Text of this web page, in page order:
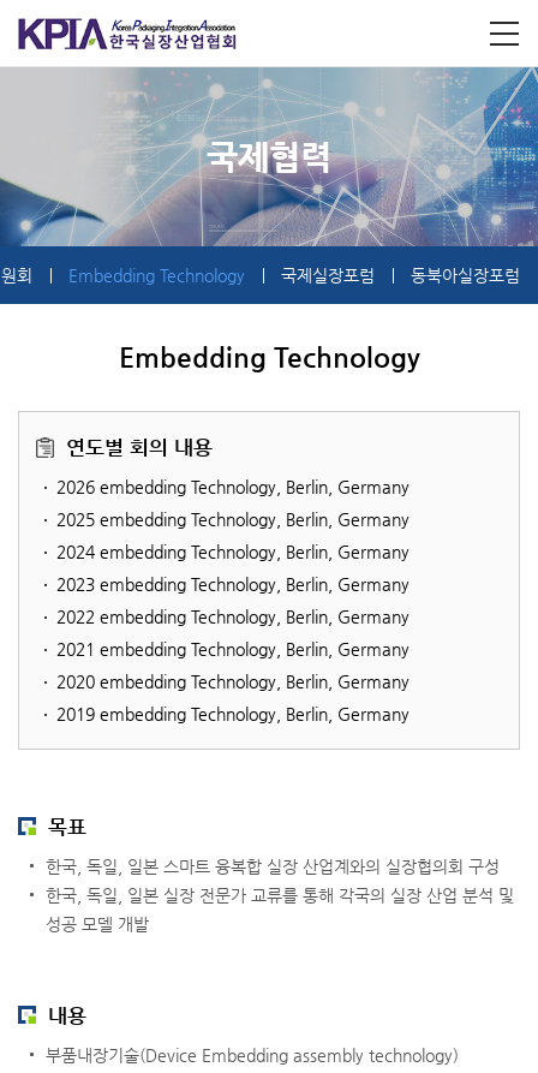
국제협력
회 Embedding Technology 국제실장포럼 동북아실장포럼
Embedding Technology
연도별 회의 내용
2026 embedding Technology, Berlin, Germany
2025 embedding Technology, Berlin, Germany
2024 embedding Technology, Berlin, Germany
2023 embedding Technology, Berlin, Germany
2022 embedding Technology, Berlin, Germany
2021 embedding Technology, Berlin, Germany
2020 embedding Technology, Berlin, Germany
2019 embedding Technology, Berlin, Germany
목표
한국, 독일, 일본 스마트 융복합 실장 산업계와의 실장협의회 구성
한국, 독일, 일본 실장 전문가 교류를 통해 각국의 실장 산업 분석 및
성공 모델 개발
내용
부품내장기술(Device Embedding assembly technology)